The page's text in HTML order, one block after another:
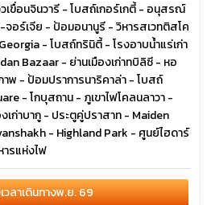
เขื่อนจินวารี - โบสถ์เกอร์เกตี้ - อนุสรณ์
อร์เจีย - ป้อมอนานูรี - วิหารสเวทติสโค
- โบสถ์ทรินิตี้ - โรงอาบน้ำแร่เก่า
Bazaar - ย่านเมืองเก่าทบิลิซี - หอ
พ - ป้อมปราการนาริคาล่า - โบสถ์
- โกบุสถาน - ภูเขาไฟโคลนลาวา -
ก่าบากู - ประตูคู่ปราสาท - Maiden
- Highland Park - ศูนย์ไฮดาร์
รแห่งไฟ
วลาเดินทางพ.ย. 69